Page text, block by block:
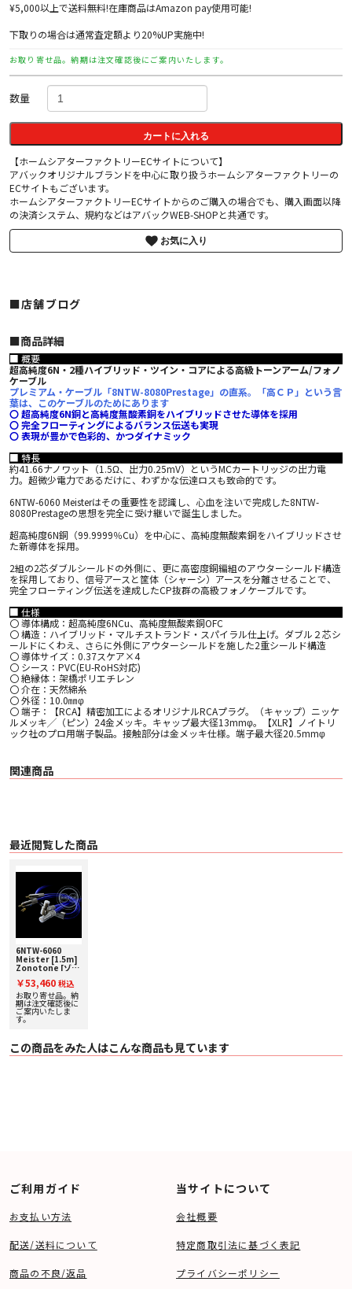
¥5,000以上で送料無料!在庫商品はAmazon pay使用可能!
下取りの場合は通常査定額より20%UP実施中!
お取り寄せ品。納期は注文確認後にご案内いたします。
数量
カートに入れる
【ホームシアターファクトリーECサイトについて】
アバックオリジナルブランドを中心に取り扱うホームシアターファクトリーの
ECサイトもございます。
ホームシアターファクトリーECサイトからのご購入の場合でも、購入画面以降
の決済システム、規約などはアバックWEB-SHOPと共通です。
お気に入り
■店舗ブログ
■︎商品詳細
■ 概要
超高純度6N・2種ハイブリッド・ツイン・コアによる高級トーンアーム/フォノ
ケーブル
プレミアム・ケーブル「8NTW-8080Prestage」の直系。「高ＣＰ」という言
葉は、このケーブルのためにあります
〇 超高純度6N銅と高純度無酸素銅をハイブリッドさせた導体を採用
〇 完全フローティングによるバランス伝送も実現
〇 表現が豊かで色彩的、かつダイナミック
■ 特長
約41.66ナノワット（1.5Ω、出力0.25mV）というMCカートリッジの出力電
力。超微少電力であるだけに、わずかな伝達ロスも致命的です。
6NTW-6060 Meisterはその重要性を認識し、心血を注いで完成した8NTW-
8080Prestageの思想を完全に受け継いで誕生しました。
超高純度6N銅（99.9999％Cu）を中心に、高純度無酸素銅をハイブリッドさせ
た新導体を採用。
2組の2芯ダブルシールドの外側に、更に高密度銅編組のアウターシールド構造
を採用しており、信号アースと筐体（シャーシ）アースを分離させることで、
完全フローティング伝送を達成したCP抜群の高級フォノケーブルです。
■ 仕様
〇 導体構成：超高純度6NCu、高純度無酸素銅OFC
〇 構造：ハイブリッド・マルチストランド・スパイラル仕上げ。ダブル２芯シ
ールドにくわえ、さらに外側にアウターシールドを施した2重シールド構造
〇 導体サイズ：0.37スケア×4
〇 シース：PVC(EU-RoHS対応)
〇 絶縁体：架橋ポリエチレン
〇 介在：天然綿糸
〇 外径：10.0㎜φ
〇 端子：【RCA】精密加工によるオリジナルRCAプラグ。（キャップ）ニッケ
ルメッキ╱（ピン）24金メッキ。キャップ最大径13mmφ。【XLR】ノイトリ
ック社のプロ用端子製品。接触部分は金メッキ仕様。端子最大径20.5mmφ
関連商品
最近閲覧した商品
6NTW-6060
Meister [1.5m]
Zonotone [ゾノ
ーブル [RCA -
RCA]
￥53,460 税込
お取り寄せ品。納
期は注文確認後に
ご案内いたしま
す。
この商品をみた人はこんな商品も見ています
ご利用ガイド
お支払い方法
配送/送料について
商品の不良/返品
当サイトについて
会社概要
特定商取引法に基づく表記
プライバシーポリシー